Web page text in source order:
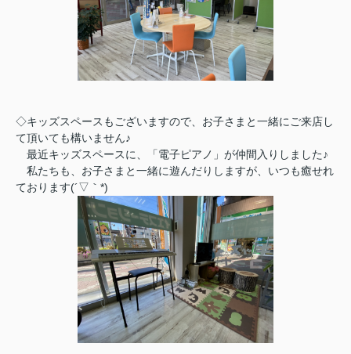
◇キッズスペースもございますので、お子さまと一緒にご来店し
て頂いても構いません♪
最近キッズスペースに、「電子ピアノ」が仲間入りしました♪
私たちも、お子さまと一緒に遊んだりしますが、いつも癒せれ
ております(´▽｀*)